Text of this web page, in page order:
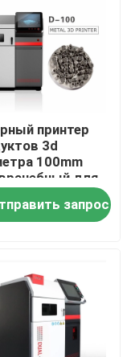
3D
для
металлов
принтер
3d
100mm
для
запрос